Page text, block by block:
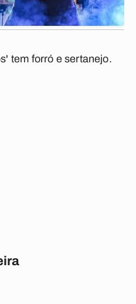
tem forró e sertanejo.